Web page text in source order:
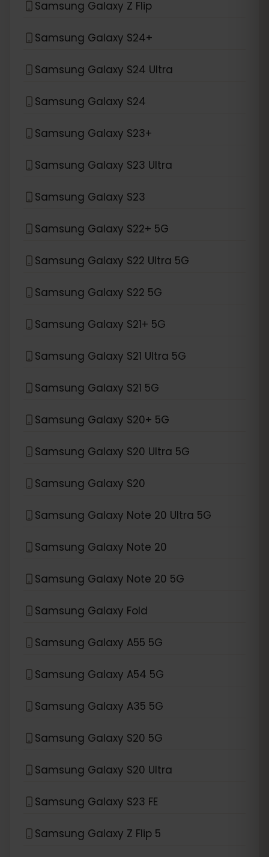
Samsung Galaxy Z Flip
Samsung Galaxy S24+
Samsung Galaxy S24 Ultra
Samsung Galaxy S24
Samsung Galaxy S23+
Samsung Galaxy S23 Ultra
Samsung Galaxy S23
Samsung Galaxy S22+ 5G
Samsung Galaxy S22 Ultra 5G
Samsung Galaxy S22 5G
Samsung Galaxy S21+ 5G
Samsung Galaxy S21 Ultra 5G
Samsung Galaxy S21 5G
Samsung Galaxy S20+ 5G
Samsung Galaxy S20 Ultra 5G
Samsung Galaxy S20
Samsung Galaxy Note 20 Ultra 5G
Samsung Galaxy Note 20
Samsung Galaxy Note 20 5G
Samsung Galaxy Fold
Samsung Galaxy A55 5G
Samsung Galaxy A54 5G
Samsung Galaxy A35 5G
Samsung Galaxy S20 5G
Samsung Galaxy S20 Ultra
Samsung Galaxy S23 FE
Samsung Galaxy Z Flip 5